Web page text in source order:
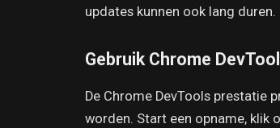
updates kunnen ook lang duren.
Gebruik Chrome
De Chrome DevTools prestatie
worden. Start een opname, klik